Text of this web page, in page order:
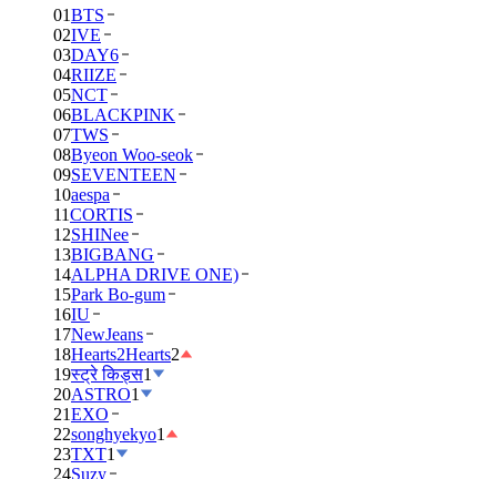
01BTS
02IVE
03DAY6
04RIIZE
05NCT
06BLACKPINK
07TWS
08Byeon Woo-seok
09SEVENTEEN
10aespa
11CORTIS
12SHINee
13BIGBANG
14ALPHA DRIVE ONE)
15Park Bo-gum
16IU
17NewJeans
18Hearts2Hearts2
19स्ट्रे किड्स1
20ASTRO1
21EXO
22songhyekyo1
23TXT1
24Suzy